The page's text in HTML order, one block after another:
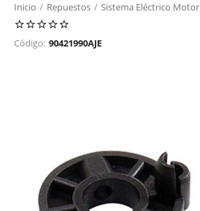
Inicio / Repuestos / Sistema Eléctrico Motor
Distribuidor, Bobina Y Bujias De Encendido
Código: 90421990AJE